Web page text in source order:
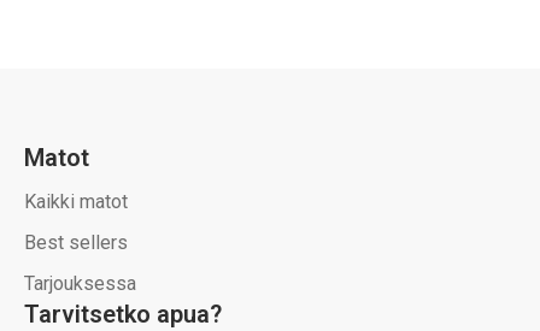
Matot
Kaikki matot
Best sellers
Tarjouksessa
Tarvitsetko apua?